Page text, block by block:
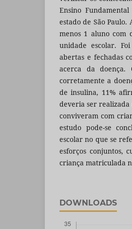
Ensino
estado de São
menos 1 aluno com
unidade escolar.
abertas e fechadas
acerca da doença.
corretamente a
de insulina, 11%
deveria ser
conviveram com
estudo pode-se
escolar no que se
esforços conjuntos,
criança matriculada
DOWNLOADS